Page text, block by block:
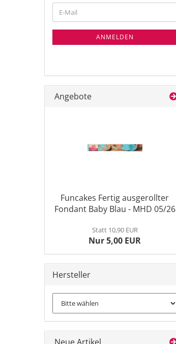
ZUR
NEWSLETTER-
E-
Mail
ANMELDEN
Angebote
Funcakes Fertig ausgerollter
Fondant Baby Blau - MHD 05/26
Statt 10,90 EUR
Nur 5,00 EUR
Hersteller